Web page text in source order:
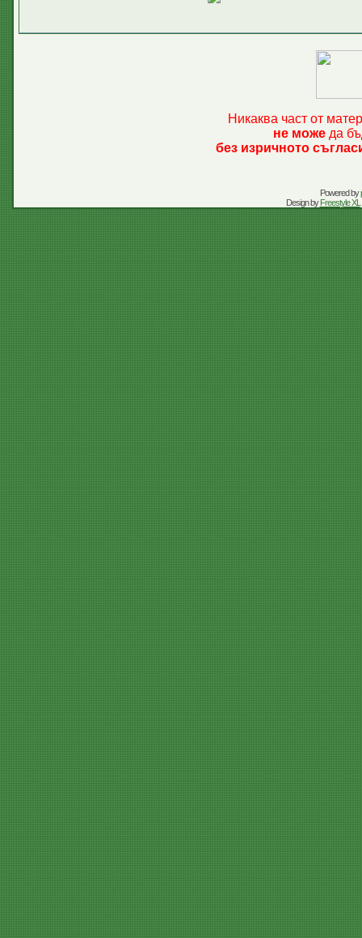
Никаква част от
не може да
без изричното
Powered by
Design byFreestyle XL